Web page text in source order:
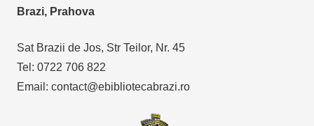
Brazi, Prahova
Sat Brazii de Jos, Str Teilor, Nr. 45
Tel: 0722 706 822
Email: contact@ebibliotecabrazi.ro